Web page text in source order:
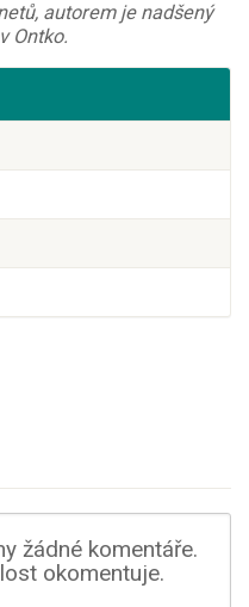
autorem je nadšený
Ontko.
žádné komentáře.
okomentuje.